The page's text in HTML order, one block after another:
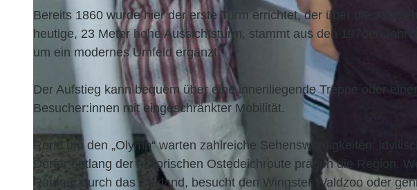
Bereits 1860 wurde hier der erste Turm errichtet, der über die
heutige, 23 Meter hohe Aussichtsturm, stammt aus den 1970er-
um ein modernes Umfeld ergänzt.
Der Aufstieg kann bequem über eine innenliegende Treppe oder
Besucher:innen mit eingeschränkter Mobilität.
Rund um den „Olymp“ warten zahlreiche Sehenswürdigkeiten:
Dörfer entlang der historischen Ostedeichroute prägen die Region.
Radtour durch das Cuxland, besucht den Wingster Waldzoo oder